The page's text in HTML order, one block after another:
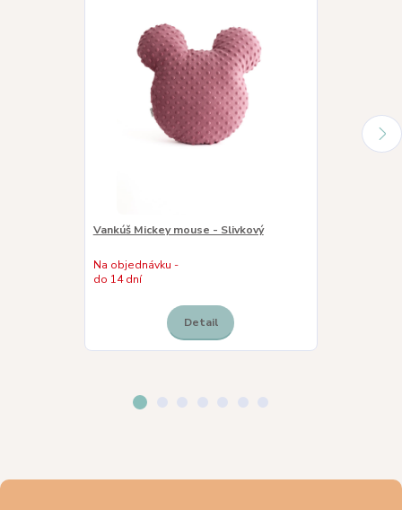
Vankúš Mickey mouse - Slivkový
Na objednávku -
do 14 dní
Detail